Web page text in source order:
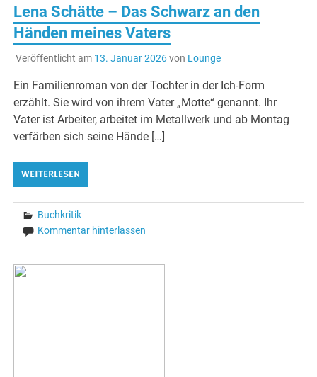
Lena Schätte – Das Schwarz an den
Händen meines Vaters
Veröffentlicht am 13. Januar 2026von Lounge
Ein Familienroman von der Tochter in der Ich-Form
erzählt. Sie wird von ihrem Vater „Motte“ genannt. Ihr
Vater ist Arbeiter, arbeitet im Metallwerk und ab Montag
verfärben sich seine Hände […]
WEITERLESEN
Buchkritik
Kommentar hinterlassen